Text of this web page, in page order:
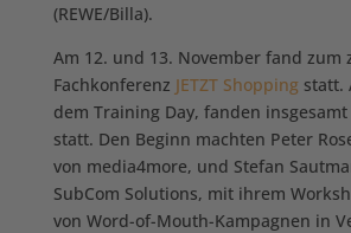
(REWE/Billa).
Am 12. und 13. November fand zum
Fachkonferenz JETZT Shoppingstatt.
dem Training Day, fanden
statt. Den Beginn machten Peter
von media4more, und Stefan
SubCom Solutions, mit ihrem
von Word-of-Mouth-Kampagnen in